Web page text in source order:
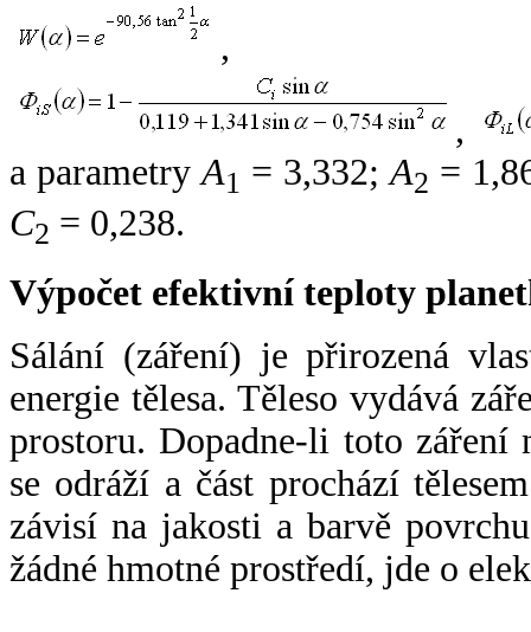
,
,
a parametryA1 = 3,332;A2 =
C2 = 0,238.
Výpočet efektivní teploty
Sálání (záření) je přirozená
energie tělesa. Těleso vydává
prostoru. Dopadne-li toto záření
se odráží a část prochází
závisí na jakosti a barvě
žádné hmotné prostředí, jde o